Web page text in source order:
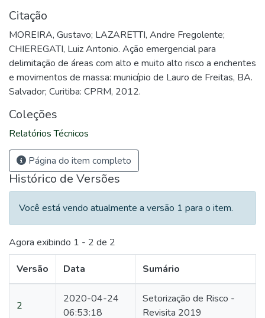
Citação
MOREIRA, Gustavo; LAZARETTI, Andre Fregolente;
CHIEREGATI, Luiz Antonio. Ação emergencial para
delimitação de áreas com alto e muito alto risco a enchentes
e movimentos de massa: município de Lauro de Freitas, BA.
Salvador; Curitiba: CPRM, 2012.
Coleções
Relatórios Técnicos
Página do item completo
Histórico de Versões
Você está vendo atualmente a versão 1 para o item.
Agora exibindo 1 - 2 de 2
Versão Data Sumário
2
2020-04-24
06:53:18
Setorização de Risco -
Revisita 2019